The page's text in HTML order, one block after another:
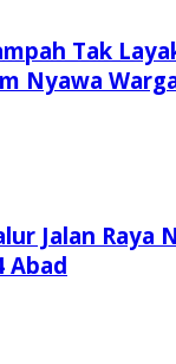
Tak
Nyawa
Jalan Raya
Abad